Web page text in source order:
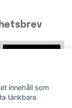
innehåll som
tänkbara